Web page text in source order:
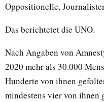
Oppositionelle,
Das berichtetet die UNO.
Nach Angaben von
2020 mehr als 30.000
Hunderte von ihnen
mindestens vier von ihnen